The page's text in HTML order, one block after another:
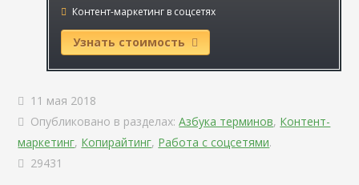
Контент-маркетинг в соцсетях
Узнать стоимость
11 мая 2018
Опубликовано в разделах: Азбука терминов, Контент-
маркетинг, Копирайтинг, Работа с соцсетями.
29431